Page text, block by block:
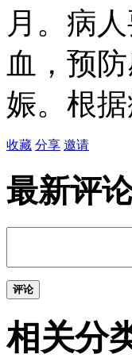
月。病
血，预
娠。根
收藏 分享 邀请
最新评
评论
相关分